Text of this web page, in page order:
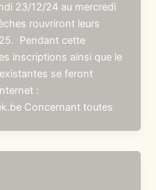
23/12/24 au mercredi
rouvriront leurs
Pendant cette
inscriptions ainsi que le
se feront
:
Concernant toutes